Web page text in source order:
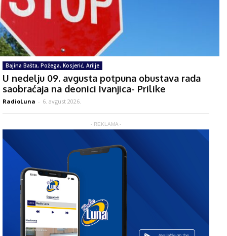
Bajina Bašta, Požega, Kosjerić, Arilje
U nedelju 09. avgusta potpuna obustava rada
saobraćaja na deonici Ivanjica- Prilike
RadioLuna - 6. avgust 2026.
- REKLAMA -